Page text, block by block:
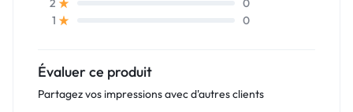
2
0
1
0
Évaluer ce produit
Partagez vos impressions avec d'autres clients